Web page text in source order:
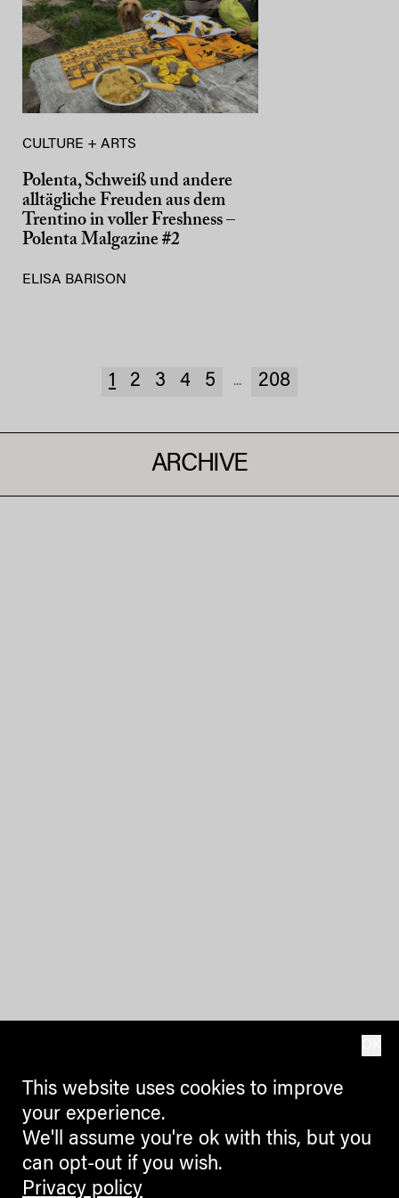
CULTURE + ARTS
Polenta, Schweiß und andere
alltägliche Freuden aus dem
Trentino in voller Freshness –
Polenta Malgazine #2
ELISA BARISON
1 2 3 4 5 ... 208
ARCHIVE
This website uses cookies to improve
your experience.
We'll assume you're ok with this, but you
can opt-out if you wish.
Privacy policy